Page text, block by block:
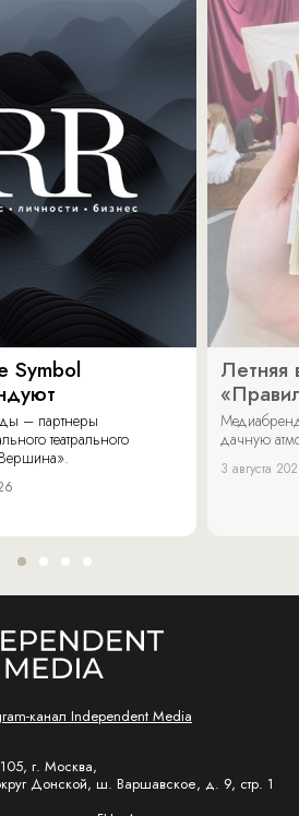
Symbol
– партнеры
театрального
Летняя
дачную
3 августа
канал Independent Media
г. Москва,
Донской, ш. Варшавское, д. 9, стр. 1